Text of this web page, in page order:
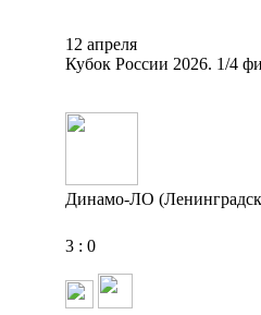
12 апреля
Кубок России 2026. 1/4
Динамо-ЛО
3 : 0